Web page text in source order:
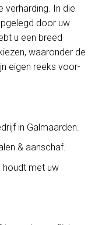
verharding. In die
door uw
u een breed
waaronder de
eigen reeks voor-
in Galmaarden.
& aanschaf.
houdt met uw